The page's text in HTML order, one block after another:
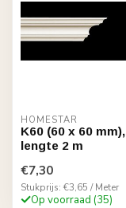
HOMESTAR
K60 (60 x 60 mm),
lengte 2 m
€7,30
Stukprijs: €3,65 / Meter
Op voorraad (35)